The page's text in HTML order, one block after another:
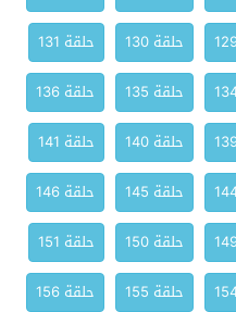
حلقة 130
حلقة 131
حلقة 135
حلقة 136
حلقة 140
حلقة 141
حلقة 145
حلقة 146
حلقة 150
حلقة 151
حلقة 155 حلقة 156